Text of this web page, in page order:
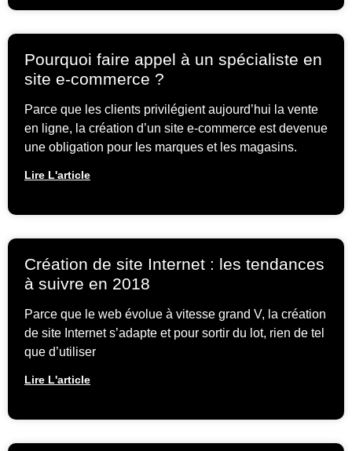
Pourquoi faire appel à un spécialiste en
site e-commerce ?
Parce que les clients privilégient aujourd’hui la vente
en ligne, la création d’un site e-commerce est devenue
une obligation pour les marques et les magasins.
Lire L'article
Création de site Internet : les tendances
à suivre en 2018
Parce que le web évolue à vitesse grand V, la création
de site Internet s’adapte et pour sortir du lot, rien de tel
que d’utiliser
Lire L'article